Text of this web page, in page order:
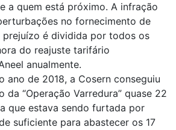
a quem está próximo. A infração
no fornecimento de
é dividida por todos os
do reajuste tarifário
anualmente.
ano de 2018, a Cosern conseguiu
da “Operação Varredura” quase 22
que estava sendo furtada por
suficiente para abastecer os 17